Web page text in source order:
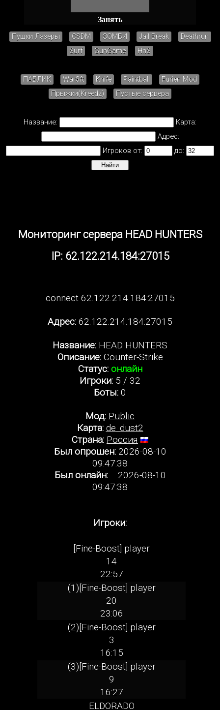
Занять
Пушки Лазеры CSDM ЗОМБИ Jail Break
Deathrun
Surf
GunGame HnS
ПАБЛИК War3ft Knife Paintball
Furien Mod
Прыжки(Kreedz)
Пустые сервера
Название:
Карта:
Адрес:
Игроков от:
до:
Мониторинг сервера HEAD HUNTERS
IP: 62.122.214.184:27015
connect 62.122.214.184:27015
Адрес: 62.122.214.184:27015
Название: HEAD HUNTERS
Описание:Counter-Strike
Статус: онлайн
Игроки: 5 / 32
Боты: 0
Мод: Public
Карта: de_dust2
Страна: Россия
Был опрошен:2026-08-10
09:47:38
Был онлайн:2026-08-10
09:47:38
Игроки:
[Fine-Boost] player
14
22:57
(1)[Fine-Boost] player
20
23:06
(2)[Fine-Boost] player
3
16:15
(3)[Fine-Boost] player
9
16:27
ELDORADO